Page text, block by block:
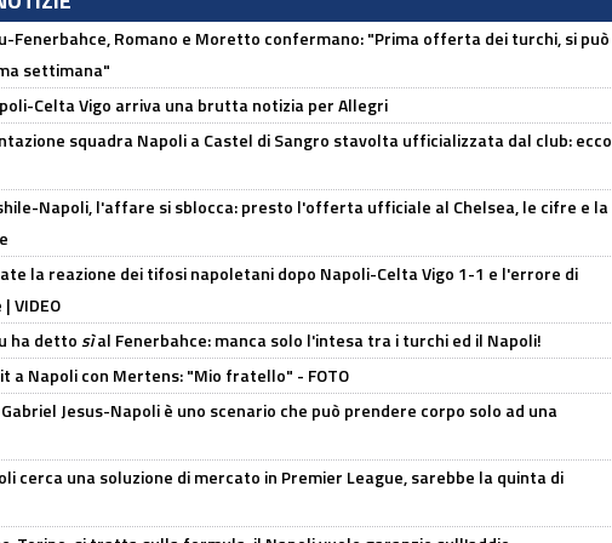
Fenerbahce, Romano e Moretto confermano: "Prima offerta dei turchi, si può
settimana"
Celta Vigo arriva una brutta notizia per Allegri
squadra Napoli a Castel di Sangro stavolta ufficializzata dal club: ecco
Napoli, l'affare si sblocca: presto l'offerta ufficiale al Chelsea, le cifre e la
la reazione dei tifosi napoletani dopo Napoli-Celta Vigo 1-1 e l'errore di
VIDEO
ha dettosìal Fenerbahce: manca solo l'intesa tra i turchi ed il Napoli!
a Napoli con Mertens: "Mio fratello" - FOTO
Jesus-Napoli è uno scenario che può prendere corpo solo ad una
cerca una soluzione di mercato in Premier League, sarebbe la quinta di